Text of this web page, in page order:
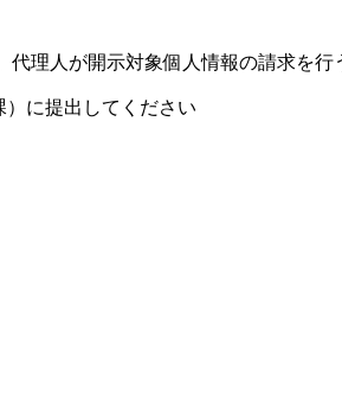
理人が開示対象個人情報の請求を行
に提出してください